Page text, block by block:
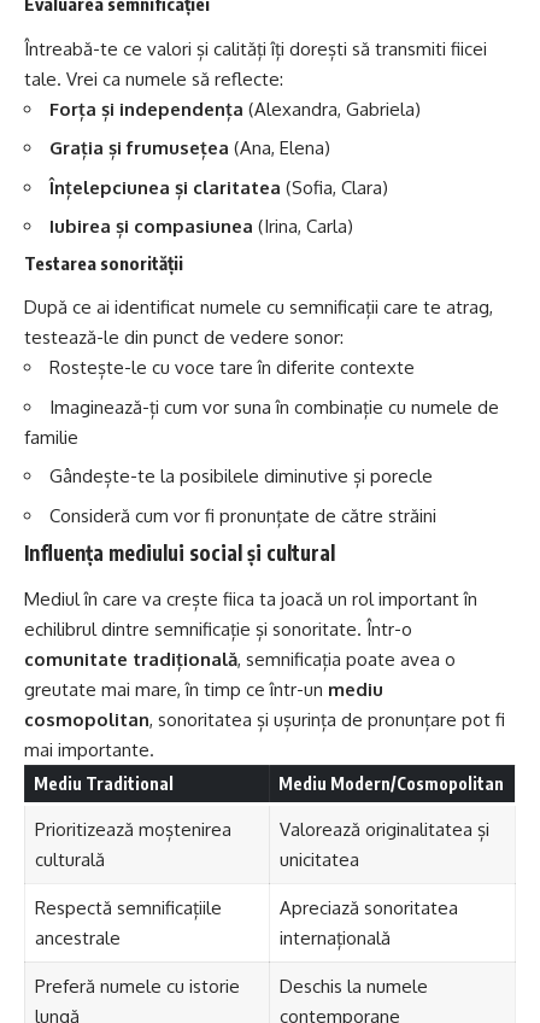
Întreabă-te ce valori și calități îți dorești să transmiti fiicei
tale. Vrei ca numele să reflecte:
Forța și independența (Alexandra, Gabriela)
Grația și frumusețea (Ana, Elena)
Înțelepciunea și claritatea (Sofia, Clara)
Iubirea și compasiunea (Irina, Carla)
Testarea sonorității
După ce ai identificat numele cu semnificații care te atrag,
testează-le din punct de vedere sonor:
Rostește-le cu voce tare în diferite contexte
Imaginează-ți cum vor suna în combinație cu numele de
familie
Gândește-te la posibilele diminutive și porecle
Consideră cum vor fi pronunțate de către străini
Influența mediului social și cultural
Mediul în care va crește fiica ta joacă un rol important în
echilibrul dintre semnificație și sonoritate. Într-o
comunitate tradițională, semnificația poate avea o
greutate mai mare, în timp ce într-un mediu
cosmopolitan, sonoritatea și ușurința de pronunțare pot fi
mai importante.
Mediu Traditional Mediu Modern/Cosmopolitan
Prioritizează moștenirea
culturală
Valorează originalitatea și
unicitatea
Respectă semnificațiile
ancestrale
Apreciază sonoritatea
internațională
Preferă numele cu istorie
lungă
Deschis la numele
contemporane